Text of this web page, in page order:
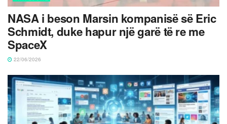
NASA i beson Marsin kompanisë së Eric
Schmidt, duke hapur një garë të re me
SpaceX
22/06/2026